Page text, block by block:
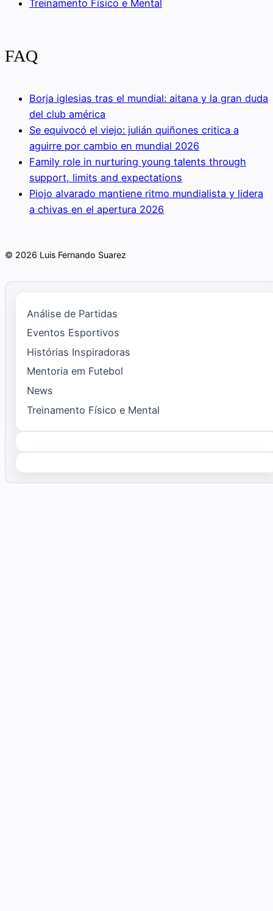
Treinamento Físico e Mental
FAQ
Borja iglesias tras el mundial: aitana y la gran duda
del club américa
Se equivocó el viejo: julián quiñones critica a
aguirre por cambio en mundial 2026
Family role in nurturing young talents through
support, limits and expectations
Piojo alvarado mantiene ritmo mundialista y lidera
a chivas en el apertura 2026
© 2026 Luis Fernando Suarez
Análise de Partidas
Eventos Esportivos
Histórias Inspiradoras
Mentoria em Futebol
News
Treinamento Físico e Mental